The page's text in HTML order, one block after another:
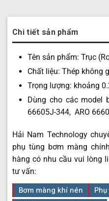
Chi tiết sản phẩm
Tên sản phẩm: Trục
Chất liệu: Thép không
Trọng lượng: khoảng
Dùng cho các model
66605J-344, ARO
Hải Nam Technology
phụ tùng bơm màng
hàng có nhu cầu vui lòng
tư vấn:
Bơm màng khí nén